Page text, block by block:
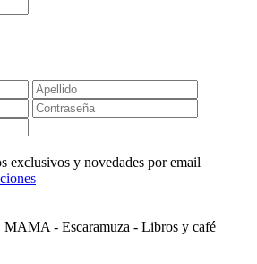
exclusivos y novedades por email